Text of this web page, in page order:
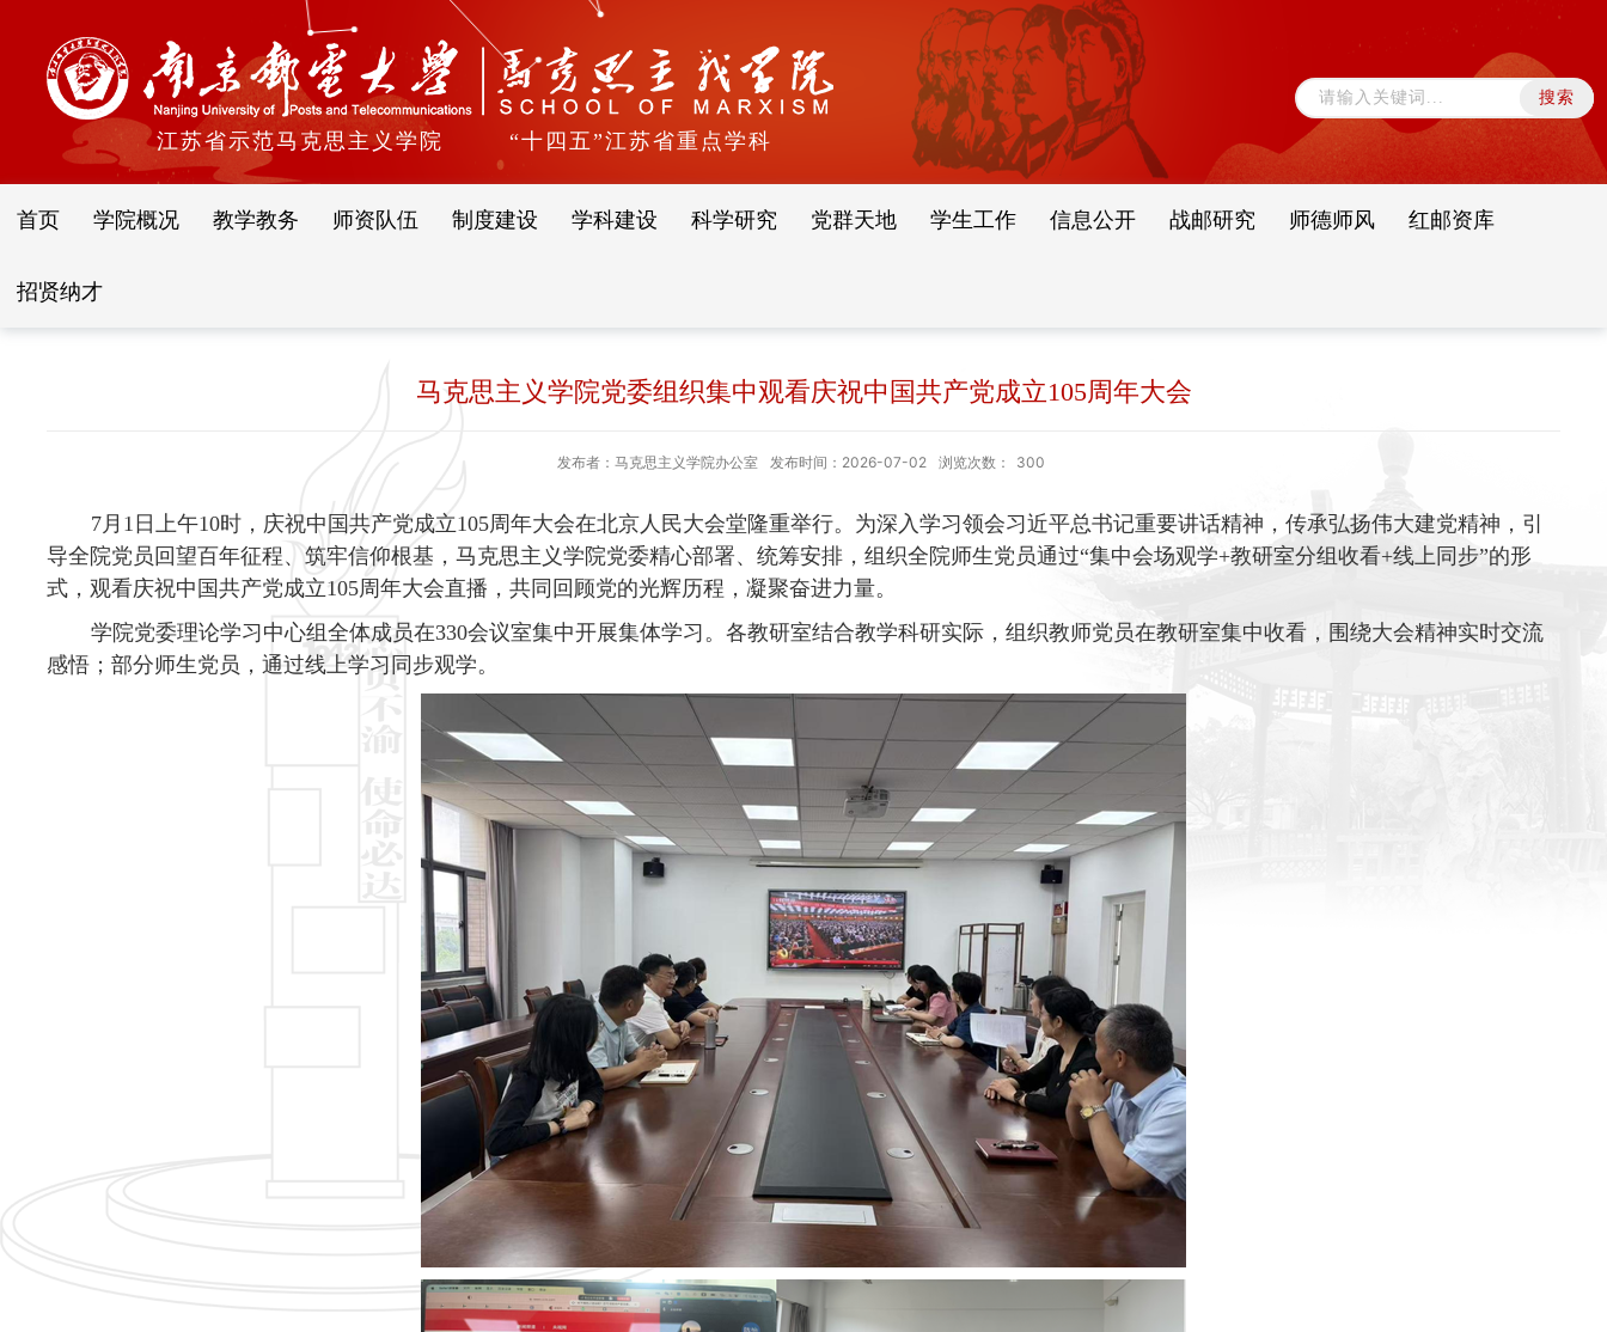
江苏省示范马克思主义学院 “十四五”江苏省重点学科
首页 学院概况 教学教务 师资队伍 制度建设 学科建设 科学研究 党群天地 学生工作 信息公开 战邮研究 师德师风 红邮资库
招贤纳才
马克思主义学院党委组织集中观看庆祝中国共产党成立105周年大会
发布者：马克思主义学院办公室 发布时间：2026-07-02 浏览次数： 300
7月1日上午10时，庆祝中国共产党成立105周年大会在北京人民大会堂隆重举行。为深入学习领会习近平总书记重要讲话精神，传承弘扬伟大建党精神，引
导全院党员回望百年征程、筑牢信仰根基，马克思主义学院党委精心部署、统筹安排，组织全院师生党员通过“集中会场观学+教研室分组收看+线上同步”的形
式， 观看庆祝中国共产党成立105周年大会直播，共同回顾党的光辉历程，凝聚奋进力量。
学院党委理论学习中心组全体成员在330会议室集中开展集体学习 。 各教研室结合教学科研实际，组织教师党员在教研室集中收看，围绕大会精神实时交流
感悟；部分师生党员，通过线上学习同步观学。